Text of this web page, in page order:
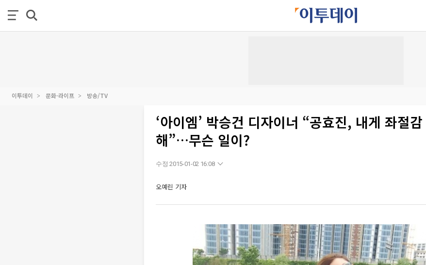
이투데이 문화·라이프 방송/TV
‘아이엠’ 박승건 디자이너 “공효진, 내게 좌절
해”…무슨 일이?
수정 2015-01-02 16:08
오예린 기자